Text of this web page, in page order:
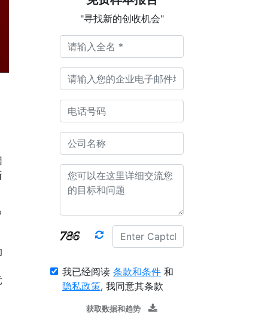
"寻找新的创收机会"
我已经阅读 条款和条件 和
隐私政策, 我同意其条款
获取数据和趋势